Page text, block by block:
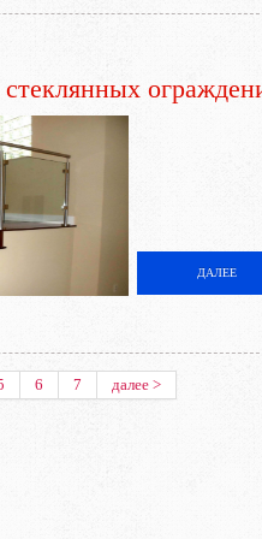
ДАЛЕЕ
6 7 далее >